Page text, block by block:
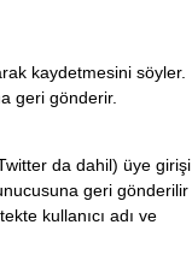
kaydetmesini söyler.
geri gönderir.
da dahil) üye girişi
geri gönderilir
kullanıcı adı ve